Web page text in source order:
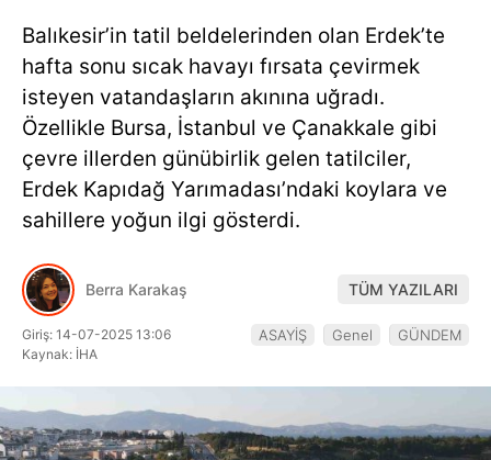
Instagram
EKONOMİ
SPOR
MAGAZİN
DİĞER
Balıkesir’in tatil beldelerinden olan Erdek’te
hafta sonu sıcak havayı fırsata çevirmek
isteyen vatandaşların akınına uğradı.
Özellikle Bursa, İstanbul ve Çanakkale gibi
çevre illerden günübirlik gelen tatilciler,
Erdek Kapıdağ Yarımadası’ndaki koylara ve
sahillere yoğun ilgi gösterdi.
Berra Karakaş TÜM YAZILARI
Giriş: 14-07-2025 13:06
Kaynak: İHA
ASAYİŞ Genel GÜNDEM